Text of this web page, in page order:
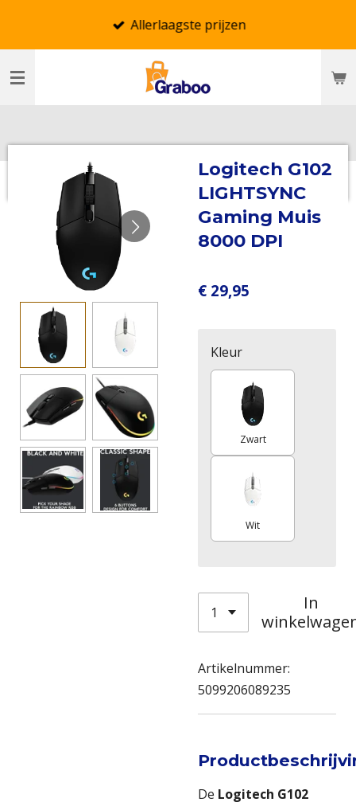
de
hoofdinhoud
Allerlaagste prijzen
Logitech G102
LIGHTSYNC
Gaming Muis
8000 DPI
€ 29,95
Kleur
Zwart
Wit
In
Artikelnummer:
5099206089235
De Logitech G102